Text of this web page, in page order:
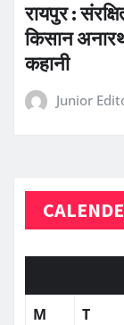
रायपुर :
किसान
कहानी
Junior
M
T